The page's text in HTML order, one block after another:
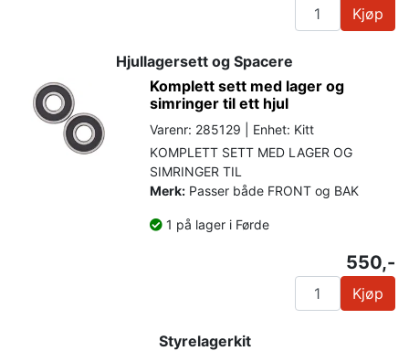
Kjøp
Hjullagersett og Spacere
Komplett sett med lager og
simringer til ett hjul
Varenr: 285129 | Enhet: Kitt
KOMPLETT SETT MED LAGER OG
SIMRINGER TIL
Merk: Passer både FRONT og BAK
1 på lager i Førde
550,-
Kjøp
Styrelagerkit